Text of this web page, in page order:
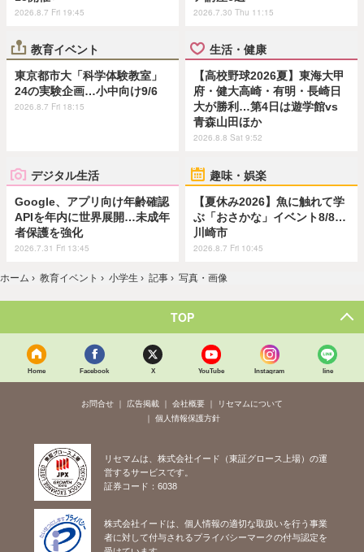
2026.8.7 Fri 19:45 2026.7.30 Thu 11:15
教育イベント
東京都市大「科学体験教室」
24の実験企画…小中向け9/6
2026.8.7 Fri 18:15
生活・健康
【高校野球2026夏】東海大甲
府・健大高崎・有明・長崎日
大が勝利…第4日は遊学館vs
青森山田ほか
2026.8.8 Sat 9:52
デジタル生活
Google、アプリ向け年齢確認
APIを年内に世界展開…未成年
者保護を強化
2026.7.31 Fri 13:45
趣味・娯楽
【夏休み2026】魚に触れて学
ぶ「おさかな」イベント8/8…
川崎市
2026.8.7 Fri 10:45
ホーム › 教育イベント › 小学生 › 記事 › 写真・画像
TOP
Home Facebook X YouTube Instagram line
お問合せ 広告掲載 会社概要
リセマムについて
個人情報保護方針
リセマムは、株式会社イード（東証グロース上場）の運
営するサービスです。
証券コード：6038
株式会社イードは、個人情報の適切な取扱いを行う事業
者に対して付与されるプライバシーマークの付与認定を